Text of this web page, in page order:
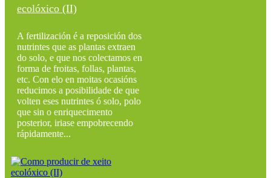
ecolóxico (II)
A fertilización é a reposición dos
nutrintes que as plantas extraen
do solo, e que nos colectamos en
forma de froitas, follas, plantas,
etc. Con elo en moitas ocasións
reducimos a posibilidade de que
volten eses nutrintes ó solo, polo
que sin o enriquecimento
posterior, iriase empobrecendo
rápidamente...